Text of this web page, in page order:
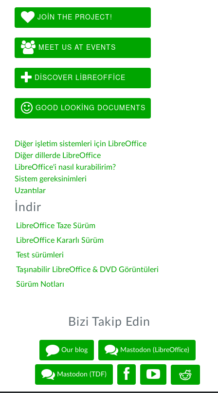
JOIN THE PROJECT!
MEET US AT EVENTS
DISCOVER LIBREOFFICE
GOOD LOOKING DOCUMENTS
Diğer işletim sistemleri için LibreOffice
Diğer dillerde LibreOffice
LibreOffice'i nasıl kurabilirim?
Sistem gereksinimleri
Uzantılar
İndir
LibreOffice Taze Sürüm
LibreOffice Kararlı Sürüm
Test sürümleri
Taşınabilir LibreOffice & DVD Görüntüleri
Sürüm Notları
Bizi Takip Edin
Our blog Mastodon (LibreOffice)
Mastodon (TDF)